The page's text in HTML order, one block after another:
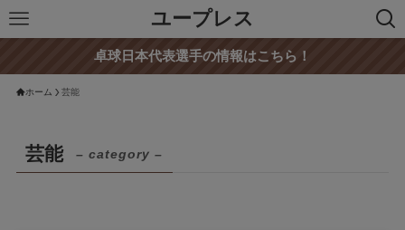
ユープレス
卓球日本代表選手の情報はこちら！
ホーム 芸能
芸能 – category –